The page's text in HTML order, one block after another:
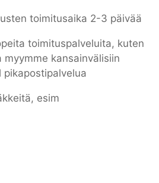
toimitusaika 2-3 päivää
toimituspalveluita, kuten
kansainvälisiin
pikapostipalvelua
esim